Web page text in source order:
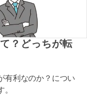
？どっちが転
有利なのか？につい